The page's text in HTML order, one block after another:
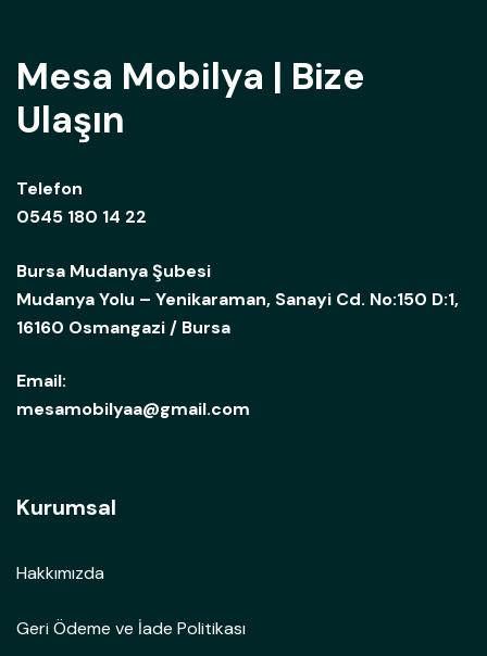
Mesa Mobilya | Bize
Ulaşın
Telefon
0545 180 14 22
Bursa Mudanya Şubesi
Mudanya Yolu – Yenikaraman, Sanayi Cd. No:150 D:1,
16160 Osmangazi / Bursa
Email:
mesamobilyaa@gmail.com
Kurumsal
Hakkımızda
Geri Ödeme ve İade Politikası